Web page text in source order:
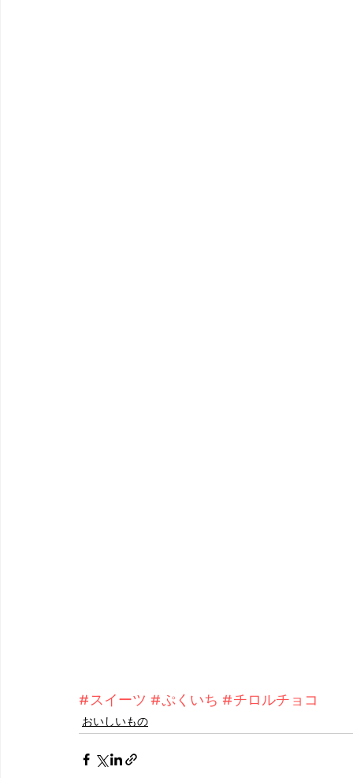
#スイーツ #ぷくいち #チロルチョコ
おいしいもの